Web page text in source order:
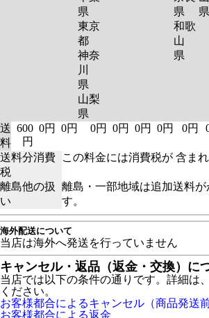
県
東京
都
神奈
川
県
山梨
県
県
和歌
山
県
送
料
600
円
0円 0円 0円 0円 0円 0円 0円
送料分消費
税
この料金には消費税が 含まれ
離島他の扱
い
離島・一部地域は追加送料が
す。
海外配送について
当店は海外へ発送を行っていません
キャンセル・返品（返金・交換）に
当店では以下の条件の通りです。詳細は
ください。
お客様都合によるキャンセル（商品発送前
お客様都合による返金